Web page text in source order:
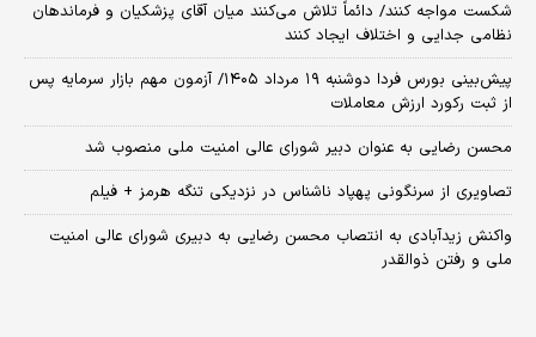
شکست مواجه کنند/ دائماً تلاش می‌کنند میان آقای پزشکیان و فرماندهان
نظامی جدایی و اختلاف ایجاد کنند
​پیش‌بینی بورس فردا دوشنبه ۱۹ مرداد ۱۴۰۵/ آزمون مهم بازار سرمایه پس
از ثبت رکورد ارزش معاملات
محسن رضایی به عنوان دبیر شورای عالی امنیت ملی منصوب شد
تصاویری از سرنگونی پهپاد ناشناس در نزدیکی تنگه هرمز + فیلم
واکنش زیدآبادی به انتصاب محسن رضایی به دبیری شورای عالی امنیت
ملی و رفتن ذوالقدر